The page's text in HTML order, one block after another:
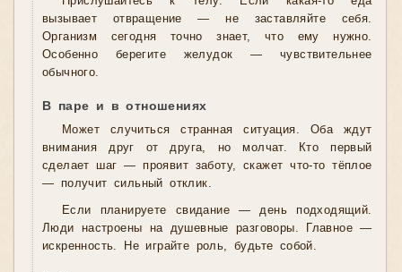
вызывает отвращение — не заставляйте себя.
Организм сегодня точно знает, что ему нужно.
Особенно берегите желудок — чувствительнее
обычного.
В паре и в отношениях
Может случиться странная ситуация. Оба ждут
внимания друг от друга, но молчат. Кто первый
сделает шаг — проявит заботу, скажет что-то тёплое
— получит сильный отклик.
Если планируете свидание — день подходящий.
Люди настроены на душевные разговоры. Главное —
искренность. Не играйте роль, будьте собой.